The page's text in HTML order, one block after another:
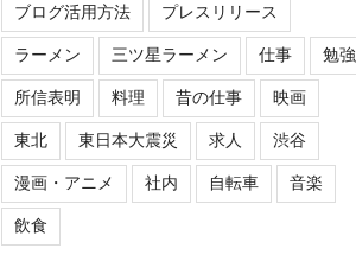
ブログ活用方法 プレスリリース
ラーメン 三ツ星ラーメン 仕事 勉強
所信表明 料理 昔の仕事 映画
東北 東日本大震災 求人 渋谷
漫画・アニメ 社内 自転車 音楽
飲食